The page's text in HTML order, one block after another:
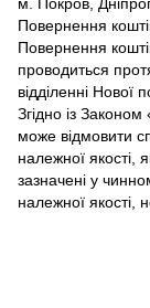
Повернення
Повернення
проводиться
відділенні Нової
Згідно із
може відмовити
належної якості,
зазначені у
належної якості,